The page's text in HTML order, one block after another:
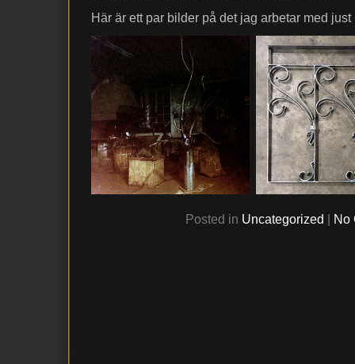
Här är ett par bilder på det jag arbetar med
Posted in Uncategorized | No